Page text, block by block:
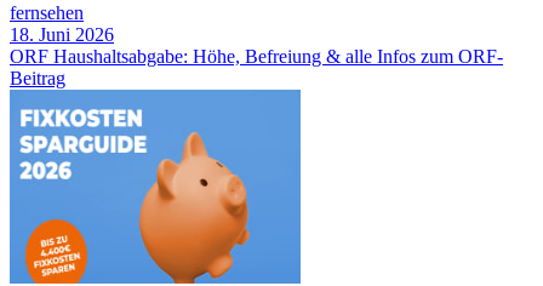
fernsehen
18. Juni 2026
ORF Haushaltsabgabe: Höhe, Befreiung & alle Infos zum ORF-
Beitrag